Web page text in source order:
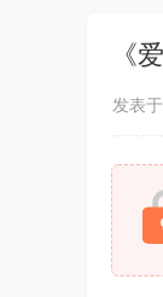
《
发表